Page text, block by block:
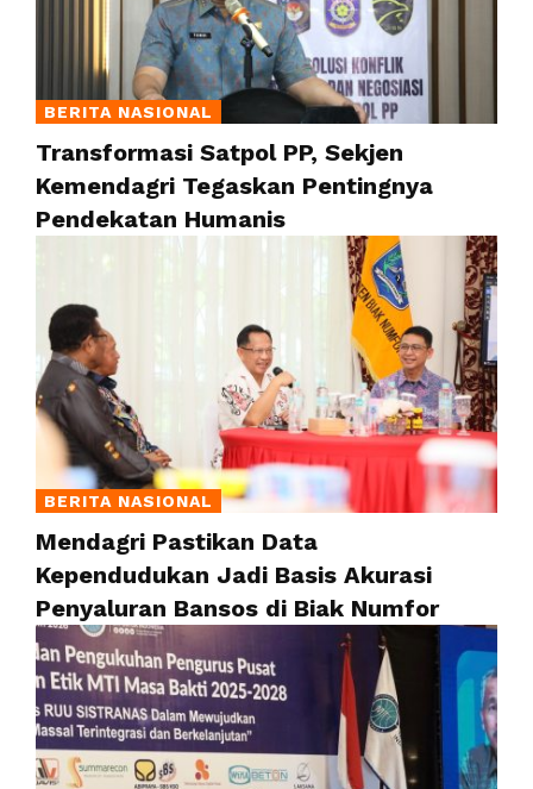
BERITA NASIONAL
Transformasi Satpol PP, Sekjen
Kemendagri Tegaskan Pentingnya
Pendekatan Humanis
BERITA NASIONAL
Mendagri Pastikan Data
Kependudukan Jadi Basis Akurasi
Penyaluran Bansos di Biak Numfor